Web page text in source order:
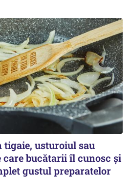
tigaie, usturoiul sau
care bucătarii îl cunosc și
gustul preparatelor